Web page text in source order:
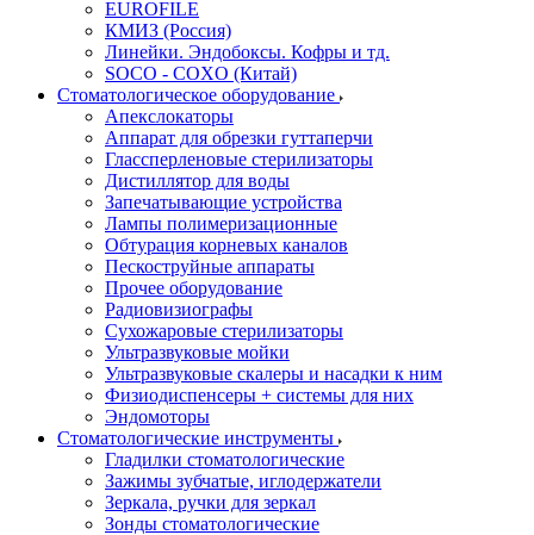
EUROFILE
КМИЗ (Россия)
Линейки. Эндобоксы. Кофры и тд.
SOCO - COXO (Китай)
Стоматологическое оборудование
Апекслокаторы
Аппарат для обрезки гуттаперчи
Глассперленовые стерилизаторы
Дистиллятор для воды
Запечатывающие устройства
Лампы полимеризационные
Обтурация корневых каналов
Пескоструйные аппараты
Прочее оборудование
Радиовизиографы
Сухожаровые стерилизаторы
Ультразвуковые мойки
Ультразвуковые скалеры и насадки к ним
Физиодиспенсеры + системы для них
Эндомоторы
Стоматологические инструменты
Гладилки стоматологические
Зажимы зубчатые, иглодержатели
Зеркала, ручки для зеркал
Зонды стоматологические